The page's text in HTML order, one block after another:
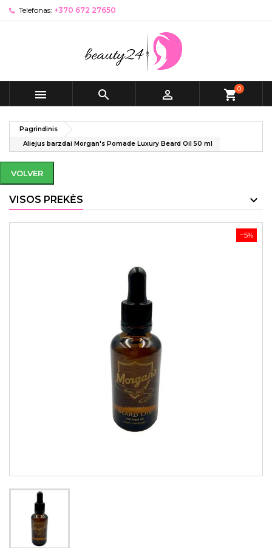
Telefonas: +370 672 27650
   shopping_cart0
Pagrindinis
Aliejus barzdai Morgan's Pomade Luxury Beard Oil 50 ml
VOLVER
VISOS PREKĖS
−5%